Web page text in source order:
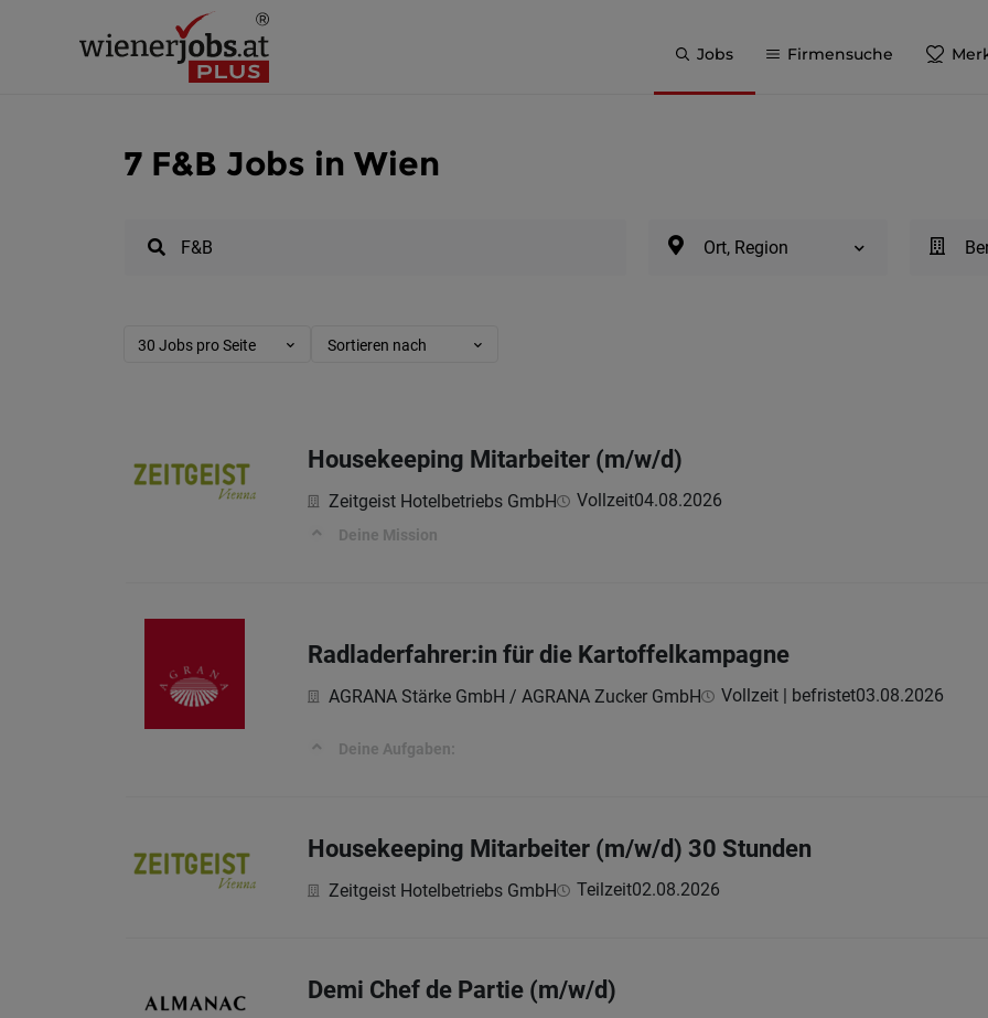
Jobs Firmensuche
7 F&B Jobs in Wien
Ort, Region
30 Jobs pro Seite Sortieren nach
Housekeeping Mitarbeiter (m/w/d)
Zeitgeist Hotelbetriebs GmbH Vollzeit04.08.2026
Deine Mission
Radladerfahrer:in für die Kartoffelkampagne
AGRANA Stärke GmbH / AGRANA Zucker GmbH Vollzeit | befristet03.08.2026
Deine Aufgaben:
Housekeeping Mitarbeiter (m/w/d) 30 Stunden
Zeitgeist Hotelbetriebs GmbH Teilzeit02.08.2026
Demi Chef de Partie (m/w/d)